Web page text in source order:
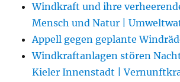
Windkraft und ihre
Mensch und Natur |
Appell gegen geplante
Windkraftanlagen stören
Kieler Innenstadt |